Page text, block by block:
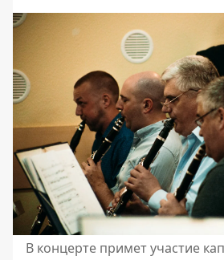
В концерте примет участие